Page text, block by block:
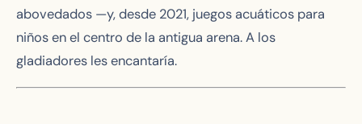
abovedados —y, desde 2021, juegos acuáticos para
niños en el centro de la antigua arena. A los
gladiadores les encantaría.